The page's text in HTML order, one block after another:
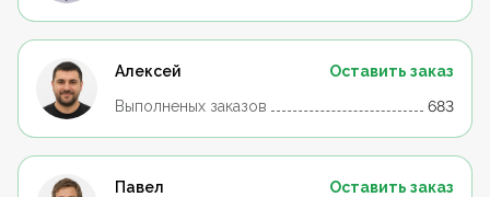
Алексей
Оставить заказ
Выполненых заказов
683
Павел
Оставить заказ